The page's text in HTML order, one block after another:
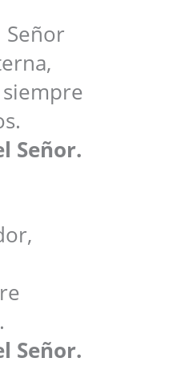
Señor.
Señor.